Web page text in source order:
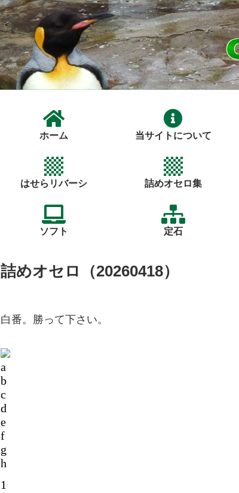
ホーム 当サイトについて
はせらリバーシ 詰めオセロ集
ソフト 定石
詰めオセロ（20260418）
白番。勝って下さい。